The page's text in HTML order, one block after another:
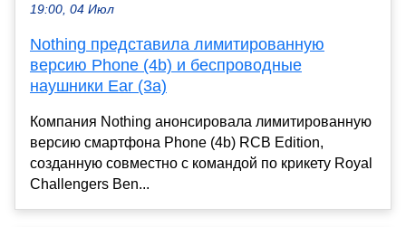
19:00, 04 Июл
Nothing представила лимитированную
версию Phone (4b) и беспроводные
наушники Ear (3a)
Компания Nothing анонсировала лимитированную
версию смартфона Phone (4b) RCB Edition,
созданную совместно с командой по крикету Royal
Challengers Ben...